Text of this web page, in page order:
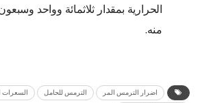
الحرارية بمقدار ثلاثمائة وواحد
منه.
اضرار الترمس المر الترمس للحامل السعرات